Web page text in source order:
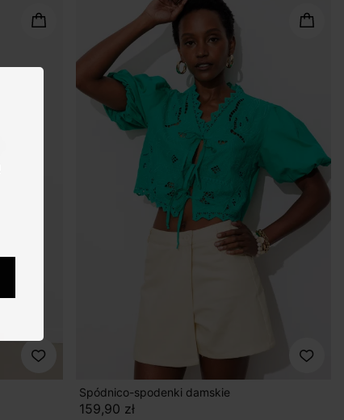
Spódnico-spodenki damskie
159,90 zł